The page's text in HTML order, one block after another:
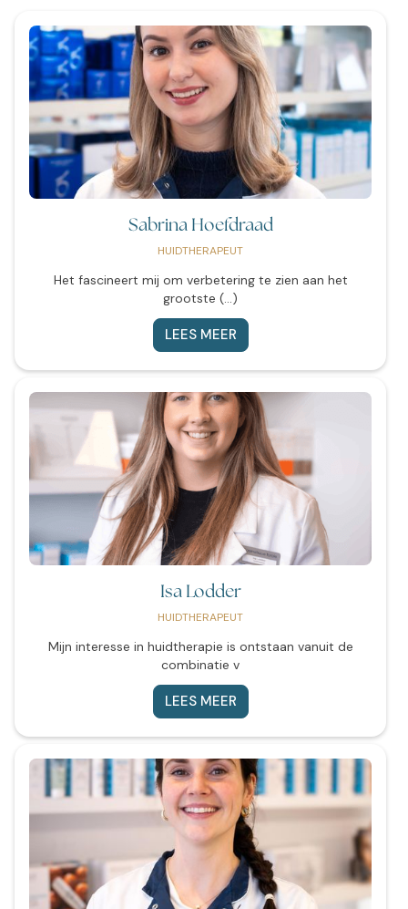
Sabrina Hoefdraad
HUIDTHERAPEUT
Het fascineert mij om verbetering te zien aan het
grootste (...)
LEES MEER
Isa Lodder
HUIDTHERAPEUT
Mijn interesse in huidtherapie is ontstaan vanuit de
combinatie v
LEES MEER